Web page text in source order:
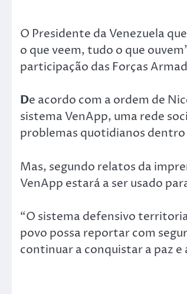
O Presidente da Venezuela
o que veem, tudo o que
participação das Forças
De acordo com a ordem de
sistema VenApp, uma rede
problemas quotidianos dentro
Mas, segundo relatos da
VenApp estará a ser usado
“O sistema defensivo
povo possa reportar com
continuar a conquistar a paz